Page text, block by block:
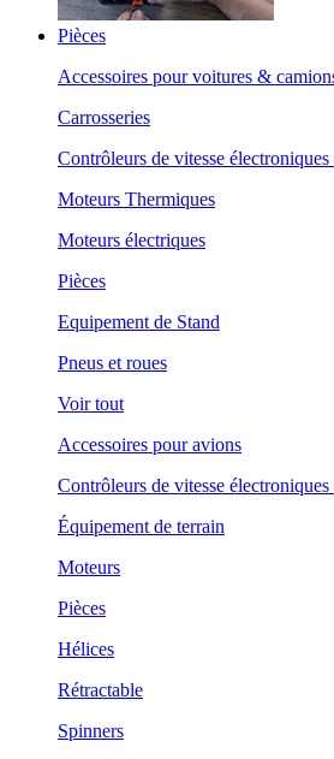
Pièces
Accessoires pour voitures &
Carrosseries
Contrôleurs de vitesse
Moteurs Thermiques
Moteurs électriques
Pièces
Equipement de Stand
Pneus et roues
Voir tout
Accessoires pour avions
Contrôleurs de vitesse
Équipement de terrain
Moteurs
Pièces
Hélices
Rétractable
Spinners